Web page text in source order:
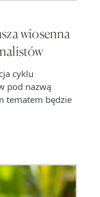
wiosenna
cyklu
pod nazwą
tematem będzie